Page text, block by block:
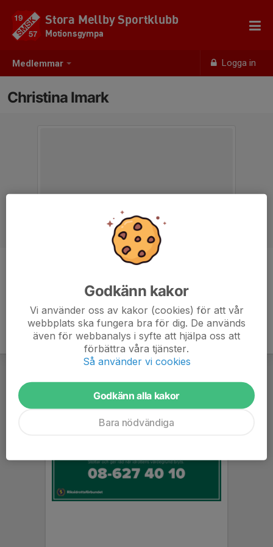
Medlemmar Logga in
Stora Mellby Sportklubb
Motionsgympa
Christina Imark
Godkänn kakor
Vi använder oss av kakor (cookies) för att vår
webbplats ska fungera bra för dig. De används
även för webbanalys i syfte att hjälpa oss att
förbättra våra tjänster.
Så använder vi cookies
Godkänn alla kakor
Bara nödvändiga